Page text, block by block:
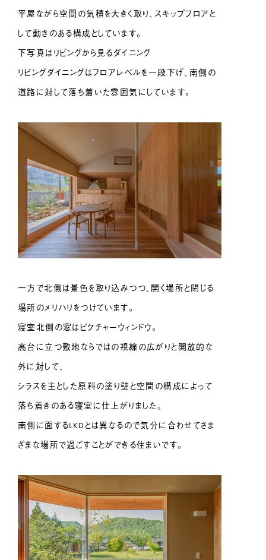
平屋ながら空間の気積を大きく取り、スキップフロアと
して動きのある構成としています。
下写真はリビングから見るダイニング
リビングダイニングはフロアレベルを一段下げ、南側の
道路に対して落ち着いた雰囲気にしています。
一方で北側は景色を取り込みつつ、開く場所と閉じる
場所のメリハリをつけています。
寝室北側の窓はピクチャーウィンドウ。
高台に立つ敷地ならではの視線の広がりと開放的な
外に対して、
シラスを主とした原料の塗り壁と空間の構成によって
落ち着きのある寝室に仕上がりました。
南側に面するLKDとは異なるので気分に合わせてさま
ざまな場所で過ごすことができる住まいです。